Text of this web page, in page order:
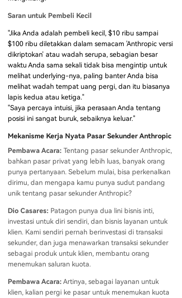
Saran untuk Pembeli Kecil
"Jika Anda adalah pembeli kecil, $10 ribu sampai
$100 ribu diletakkan dalam semacam 'Anthropic versi
dikriptokan' atau wadah serupa, sebagian besar
waktu Anda sama sekali tidak bisa mengintip untuk
melihat underlying-nya, paling banter Anda bisa
melihat wadah tempat uang pergi, dan itu biasanya
lapis kedua atau ketiga."
"Saya percaya intuisi, jika perasaan Anda tentang
posisi ini sangat buruk, sebaiknya keluar."
Mekanisme Kerja Nyata Pasar Sekunder Anthropic
Pembawa Acara: Tentang pasar sekunder Anthropic,
bahkan pasar privat yang lebih luas, banyak orang
punya pertanyaan. Sebelum mulai, bisa perkenalkan
dirimu, dan mengapa kamu punya sudut pandang
unik tentang pasar sekunder Anthropic?
Dio Casares: Patagon punya dua lini bisnis inti,
investasi untuk diri sendiri, dan bisnis layanan untuk
klien. Kami sendiri pernah berinvestasi di transaksi
sekunder, dan juga menawarkan transaksi sekunder
sebagai produk untuk klien, membantu orang
menemukan saluran kuota.
Pembawa Acara: Artinya, sebagai layanan untuk
klien, kalian pergi ke pasar untuk menemukan kuota